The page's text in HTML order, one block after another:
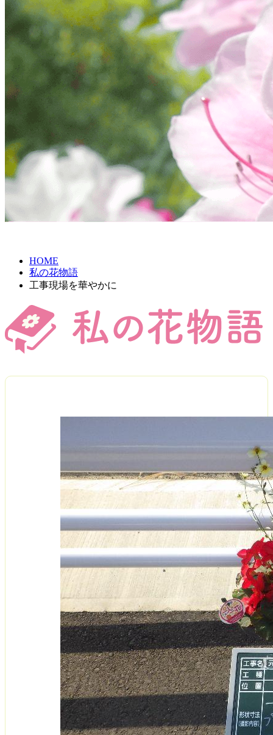
HOME
私の花物語
工事現場を華やかに